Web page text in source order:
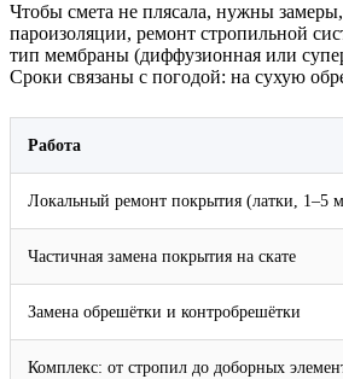
Чтобы смета не плясала, нужны
пароизоляции, ремонт стропильной
тип мембраны (диффузионная или
Сроки связаны с погодой: на сухую
Работа
Локальный ремонт покрытия (латки, 1–5
Частичная замена покрытия на скате
Замена обрешётки и контробрешётки
Комплекс: от стропил до доборных